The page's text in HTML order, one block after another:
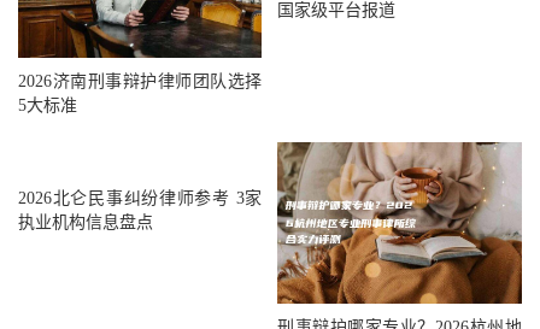
2026济南刑事辩护律师团队选择
5大标准
国家级平台报道
2026北仑民事纠纷律师参考 3家
执业机构信息盘点